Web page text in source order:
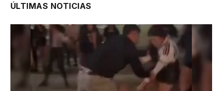
ÚLTIMAS NOTICIAS